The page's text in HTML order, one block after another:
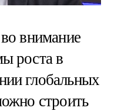
внимание
роста в
глобальных
строить